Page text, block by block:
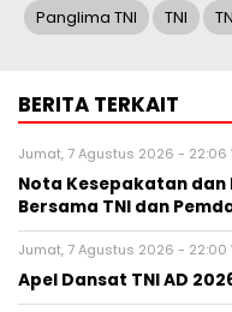
Panglima TNI TNI
BERITA TERKAIT
Jumat, 7 Agustus 2026 - 22:06
Nota Kesepakatan
Bersama TNI dan
Jumat, 7 Agustus 2026 - 22:00
Apel Dansat TNI AD